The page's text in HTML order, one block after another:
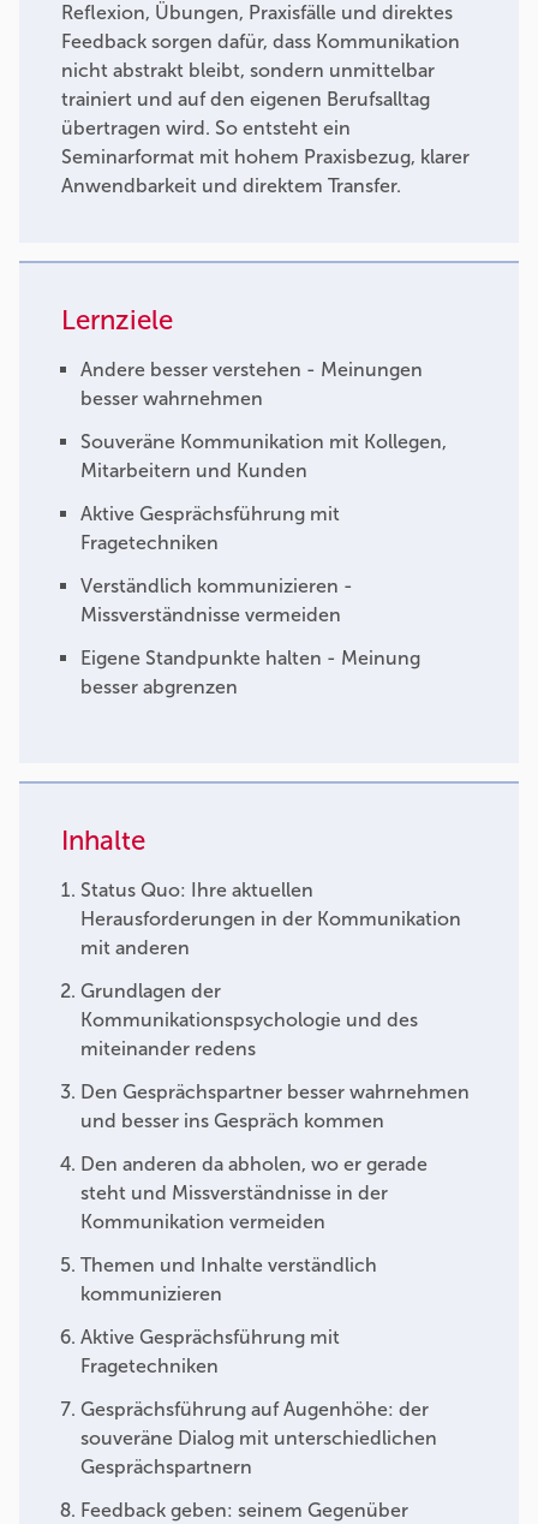
Reflexion, Übungen, Praxisfälle und direktes
Feedback sorgen dafür, dass Kommunikation
nicht abstrakt bleibt, sondern unmittelbar
trainiert und auf den eigenen Berufsalltag
übertragen wird. So entsteht ein
Seminarformat mit hohem Praxisbezug, klarer
Anwendbarkeit und direktem Transfer.
Lernziele
Andere besser verstehen - Meinungen
besser wahrnehmen
Souveräne Kommunikation mit Kollegen,
Mitarbeitern und Kunden
Aktive Gesprächsführung mit
Fragetechniken
Verständlich kommunizieren -
Missverständnisse vermeiden
Eigene Standpunkte halten - Meinung
besser abgrenzen
Inhalte
Status Quo: Ihre aktuellen
Herausforderungen in der Kommunikation
mit anderen
Grundlagen der
Kommunikationspsychologie und des
miteinander redens
Den Gesprächspartner besser wahrnehmen
und besser ins Gespräch kommen
Den anderen da abholen, wo er gerade
steht und Missverständnisse in der
Kommunikation vermeiden
Themen und Inhalte verständlich
kommunizieren
Aktive Gesprächsführung mit
Fragetechniken
Gesprächsführung auf Augenhöhe: der
souveräne Dialog mit unterschiedlichen
Gesprächspartnern
Feedback geben: seinem Gegenüber